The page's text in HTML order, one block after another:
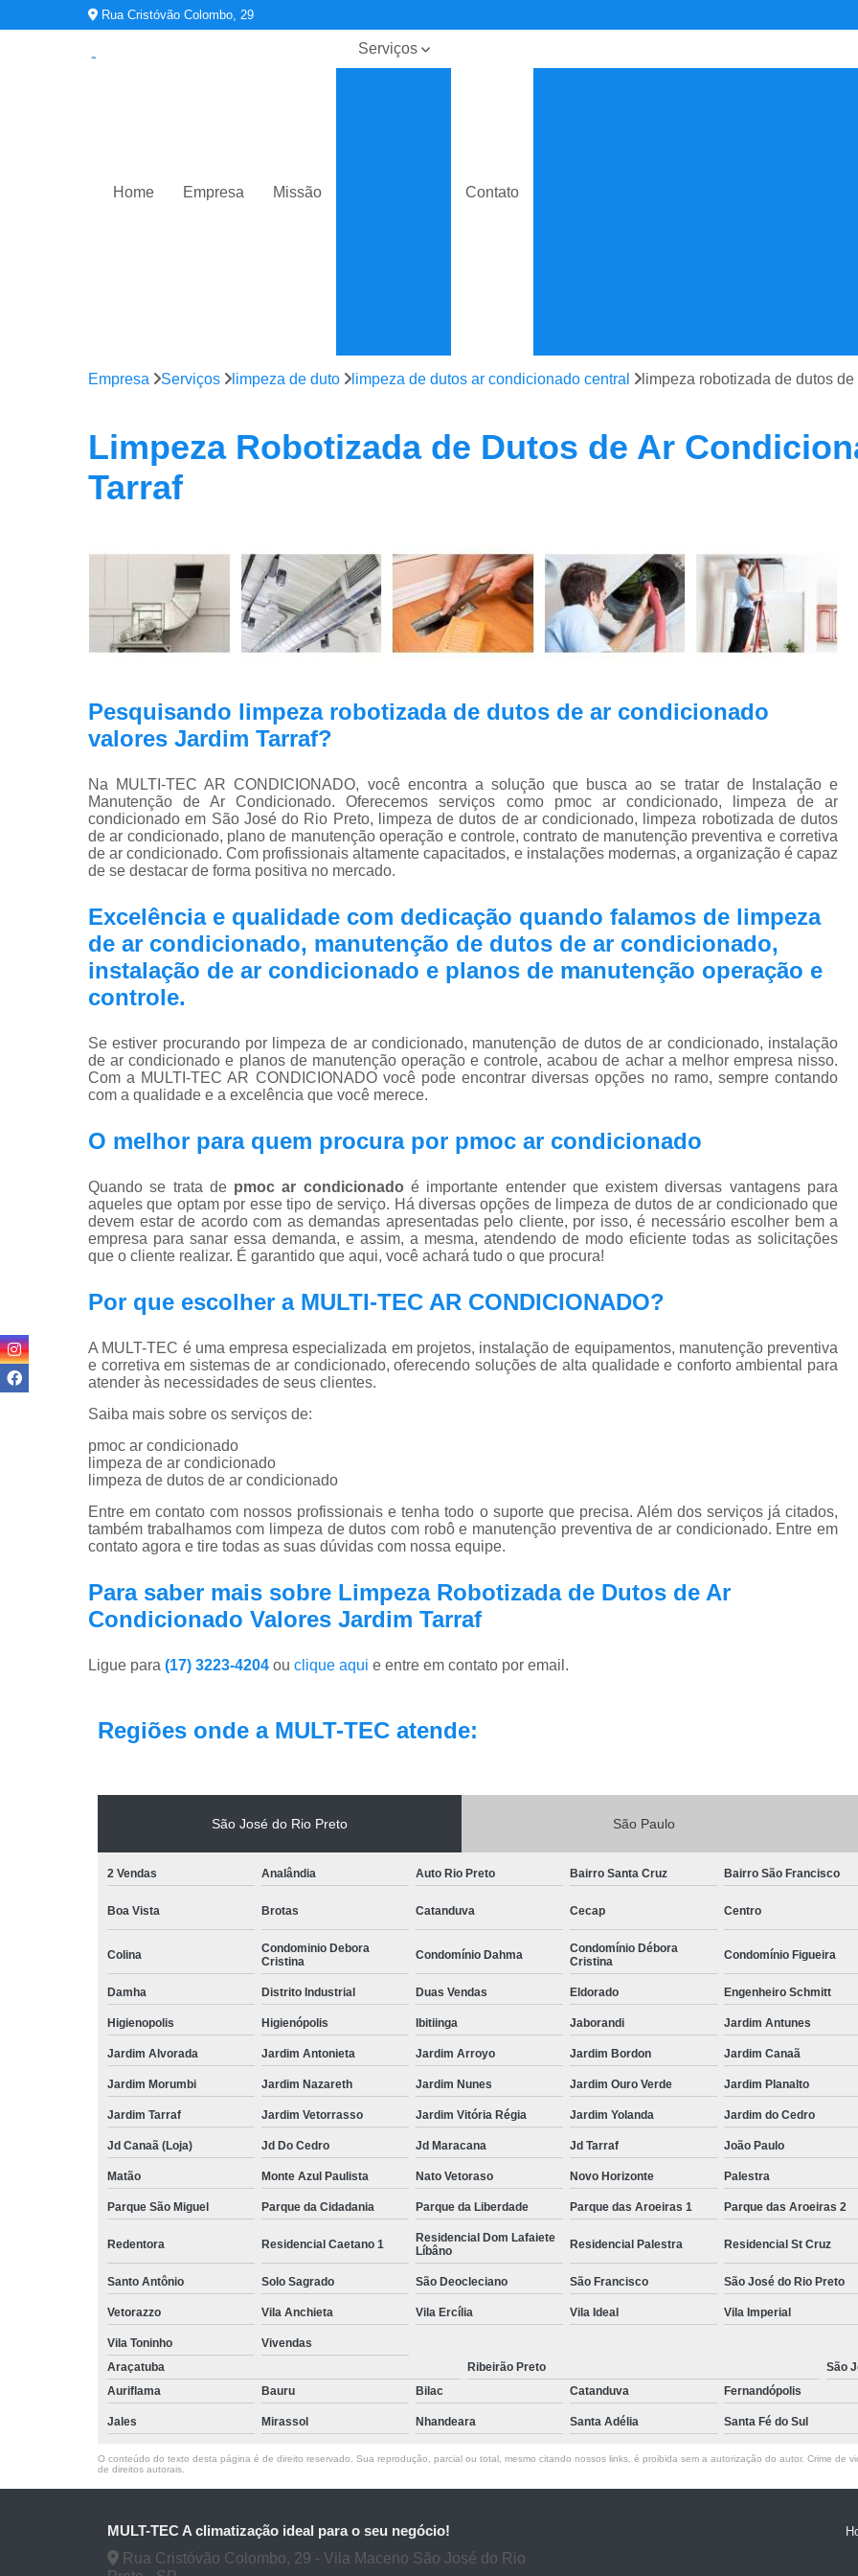
Rua Cristóvão Colombo, 29
Home Empresa Missão
Serviços
Sistemas de
climatização
Contato
Contrato Manutenção
Contrato Prestação de Serviços
Limpeza de Dutos de Ar Condicionado
Limpeza de Dutos e Coifas
Limpeza de
Limpeza Dutos Ar Condicionado
Plano de Manutenção
Plano Manutenção Ar
Pmoc Ar Condicionado Vila
Pmoc para Ar Condicionado
Pmoc
Pmoc Plano de Manutenção
Retrofit de Sistema de Ar
Sistema Ar Condicionado São José do Rio
Sistema de Ar Condicionado
Sistema Vrf Ar Condicionado
Sistema de Climatização Hospitalar
Sistema de Climatização São José do Rio
Empresa Serviços limpeza de duto limpeza de dutos ar condicionado central limpeza robotizada de dutos
Limpeza Robotizada de Dutos de Ar
Tarraf
Pesquisando limpeza robotizada de dutos de ar condicionado
valores Jardim Tarraf?
Na MULTI-TEC AR CONDICIONADO, você encontra a solução que busca ao se tratar de Instalação e
Manutenção de Ar Condicionado. Oferecemos serviços como pmoc ar condicionado, limpeza de ar
condicionado em São José do Rio Preto, limpeza de dutos de ar condicionado, limpeza robotizada de dutos
de ar condicionado, plano de manutenção operação e controle, contrato de manutenção preventiva e corretiva
de ar condicionado. Com profissionais altamente capacitados, e instalações modernas, a organização é capaz
de se destacar de forma positiva no mercado.
Excelência e qualidade com dedicação quando falamos de limpeza
de ar condicionado, manutenção de dutos de ar condicionado,
instalação de ar condicionado e planos de manutenção operação e
controle.
Se estiver procurando por limpeza de ar condicionado, manutenção de dutos de ar condicionado, instalação
de ar condicionado e planos de manutenção operação e controle, acabou de achar a melhor empresa nisso.
Com a MULTI-TEC AR CONDICIONADO você pode encontrar diversas opções no ramo, sempre contando
com a qualidade e a excelência que você merece.
O melhor para quem procura por pmoc ar condicionado
Quando se trata de pmoc ar condicionado é importante entender que existem diversas vantagens para
aqueles que optam por esse tipo de serviço. Há diversas opções de limpeza de dutos de ar condicionado que
devem estar de acordo com as demandas apresentadas pelo cliente, por isso, é necessário escolher bem a
empresa para sanar essa demanda, e assim, a mesma, atendendo de modo eficiente todas as solicitações
que o cliente realizar. É garantido que aqui, você achará tudo o que procura!
Por que escolher a MULTI-TEC AR CONDICIONADO?
A MULT-TEC é uma empresa especializada em projetos, instalação de equipamentos, manutenção preventiva
e corretiva em sistemas de ar condicionado, oferecendo soluções de alta qualidade e conforto ambiental para
atender às necessidades de seus clientes.
Saiba mais sobre os serviços de:
pmoc ar condicionado
limpeza de ar condicionado
limpeza de dutos de ar condicionado
Entre em contato com nossos profissionais e tenha todo o suporte que precisa. Além dos serviços já citados,
também trabalhamos com limpeza de dutos com robô e manutenção preventiva de ar condicionado. Entre em
contato agora e tire todas as suas dúvidas com nossa equipe.
Para saber mais sobre Limpeza Robotizada de Dutos de Ar
Condicionado Valores Jardim Tarraf
Ligue para (17) 3223-4204 ou clique aqui e entre em contato por email.
Regiões onde a MULT-TEC atende:
São José do Rio Preto São Paulo
2 Vendas Analândia Auto Rio Preto Bairro Santa Cruz Bairro São Francisco
Boa Vista Brotas Catanduva Cecap Centro
Colina
Condominio Debora
Cristina
Condomínio Dahma
Condomínio Débora
Cristina
Condomínio Figueira
Damha Distrito Industrial Duas Vendas Eldorado Engenheiro Schmitt
Higienopolis Higienópolis Ibitiinga Jaborandi Jardim Antunes
Jardim Alvorada Jardim Antonieta Jardim Arroyo Jardim Bordon Jardim Canaã
Jardim Morumbi Jardim Nazareth Jardim Nunes Jardim Ouro Verde Jardim Planalto
Jardim Tarraf Jardim Vetorrasso Jardim Vitória Régia Jardim Yolanda Jardim do Cedro
Jd Canaã (Loja) Jd Do Cedro Jd Maracana Jd Tarraf João Paulo
Matão Monte Azul Paulista Nato Vetoraso Novo Horizonte Palestra
Parque São Miguel Parque da Cidadania Parque da Liberdade Parque das Aroeiras 1 Parque das Aroeiras 2
Redentora Residencial Caetano 1
Residencial Dom Lafaiete
Líbâno
Residencial Palestra Residencial St Cruz
Santo Antônio Solo Sagrado São Deocleciano São Francisco São José do Rio Preto
Vetorazzo Vila Anchieta Vila Ercília Vila Ideal Vila Imperial
Vila Toninho
Vivendas
Araçatuba
Ribeirão Preto
São
Auriflama
Bauru Bilac Catanduva Fernandópolis
Jales Mirassol Nhandeara Santa Adélia Santa Fé do Sul
O conteúdo do texto desta página é de direito reservado. Sua reprodução, parcial ou total, mesmo citando nossos links, é proibida sem a autorização do autor. Crime de
de direitos autorais
MULT-TEC A climatização ideal para o seu negócio!
Rua Cristóvão Colombo, 29 - Vila Maceno São José do Rio